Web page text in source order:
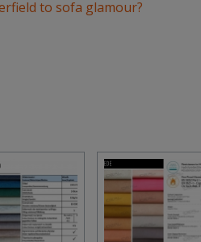
to sofa glamour?